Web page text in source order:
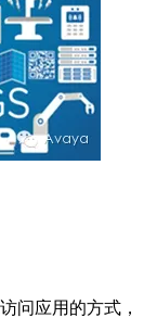
访问应用的方式，